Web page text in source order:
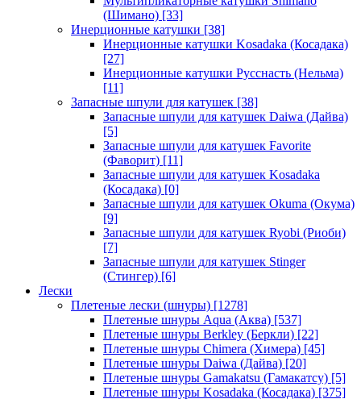
(Шимано) [33]
Инерционные катушки [38]
Инерционные катушки Kosadaka (Косадака)
[27]
Инерционные катушки Русснасть (Нельма)
[11]
Запасные шпули для катушек [38]
Запасные шпули для катушек Daiwa (Дайва)
[5]
Запасные шпули для катушек Favorite
(Фаворит) [11]
Запасные шпули для катушек Kosadaka
(Косадака) [0]
Запасные шпули для катушек Okuma (Окума)
[9]
Запасные шпули для катушек Ryobi (Риоби)
[7]
Запасные шпули для катушек Stinger
(Стингер) [6]
Лески
Плетеные лески (шнуры) [1278]
Плетеные шнуры Aqua (Аква) [537]
Плетеные шнуры Berkley (Беркли) [22]
Плетеные шнуры Chimera (Химера) [45]
Плетеные шнуры Daiwa (Дайва) [20]
Плетеные шнуры Gamakatsu (Гамакатсу) [5]
Плетеные шнуры Kosadaka (Косадака) [375]